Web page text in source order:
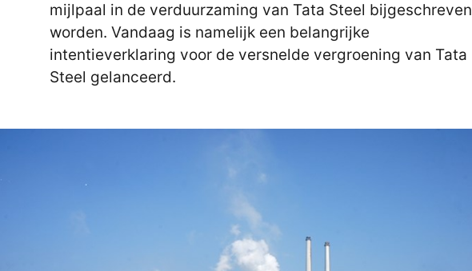
mijlpaal in de verduurzaming van Tata Steel bijgeschreven
worden. Vandaag is namelijk een belangrijke
intentieverklaring voor de versnelde vergroening van Tata
Steel gelanceerd.